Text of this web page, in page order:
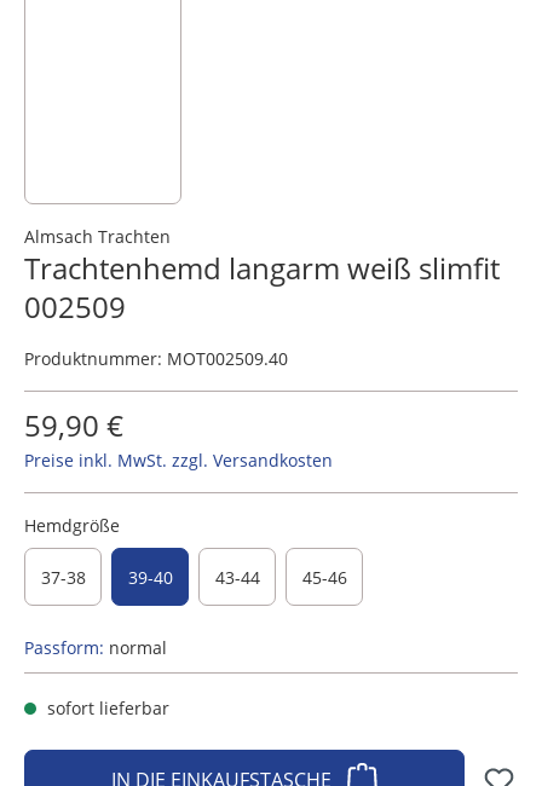
Almsach Trachten
Trachtenhemd langarm weiß slimfit
002509
Produktnummer: MOT002509.40
59,90 €
Preise inkl. MwSt. zzgl. Versandkosten
Hemdgröße
37-38 39-40 43-44 45-46
Passform: normal
sofort lieferbar
IN DIE EINKAUFSTASCHE